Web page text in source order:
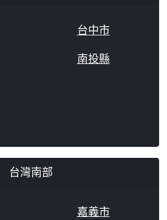
台中市
南投縣
台灣南部
嘉義市